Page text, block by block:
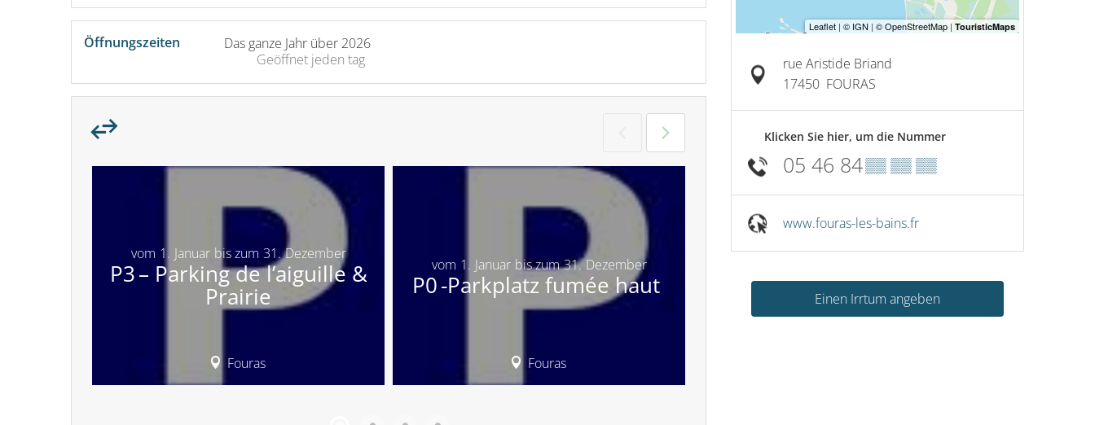
Öffnungszeiten
Das ganze Jahr über 2026
Geöffnet jeden tag
vom 1. Januar bis zum 31. Dezember
P3 – Parking de l’aiguille &
Prairie
Fouras
vom 1. Januar bis zum 31. Dezember
P0 -Parkplatz fumée haut
Fouras
Parkplatz des Fort Vauban
rue Aristide Briand
17450 FOURAS
Klicken Sie hier, um die Nummer
05 46 84▒▒ ▒▒ ▒▒
www.fouras-les-bains.fr
Einen Irrtum angeben